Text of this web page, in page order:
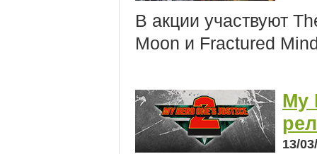
В акции участвуют
Moon и Fractured
My
13/